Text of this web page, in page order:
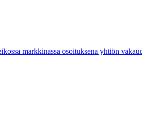
markkinassa osoituksena yhtiön